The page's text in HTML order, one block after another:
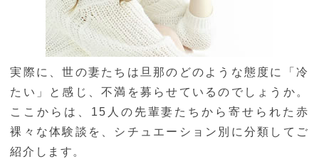
実際に、世の妻たちは旦那のどのような態度に「冷
たい」と感じ、不満を募らせているのでしょうか。
ここからは、15人の先輩妻たちから寄せられた赤
裸々な体験談を、シチュエーション別に分類してご
紹介します。